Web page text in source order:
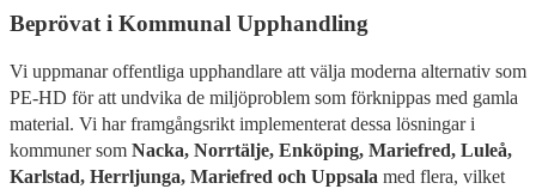
Beprövat i Kommunal Upphandling
Vi uppmanar offentliga upphandlare att välja moderna alternativ som
PE-HD för att undvika de miljöproblem som förknippas med gamla
material. Vi har framgångsrikt implementerat dessa lösningar i
kommuner som Nacka, Norrtälje, Enköping, Mariefred, Luleå,
Karlstad, Herrljunga, Mariefred och Uppsala med flera, vilket